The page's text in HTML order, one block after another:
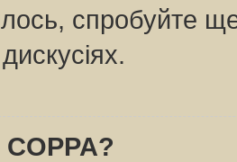
спробуйте